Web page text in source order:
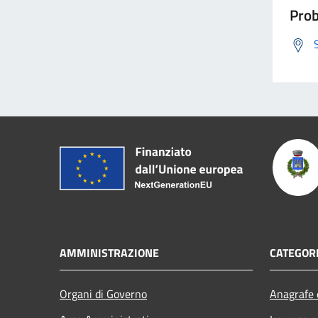
AMMINISTRAZIONE
Organi di Governo